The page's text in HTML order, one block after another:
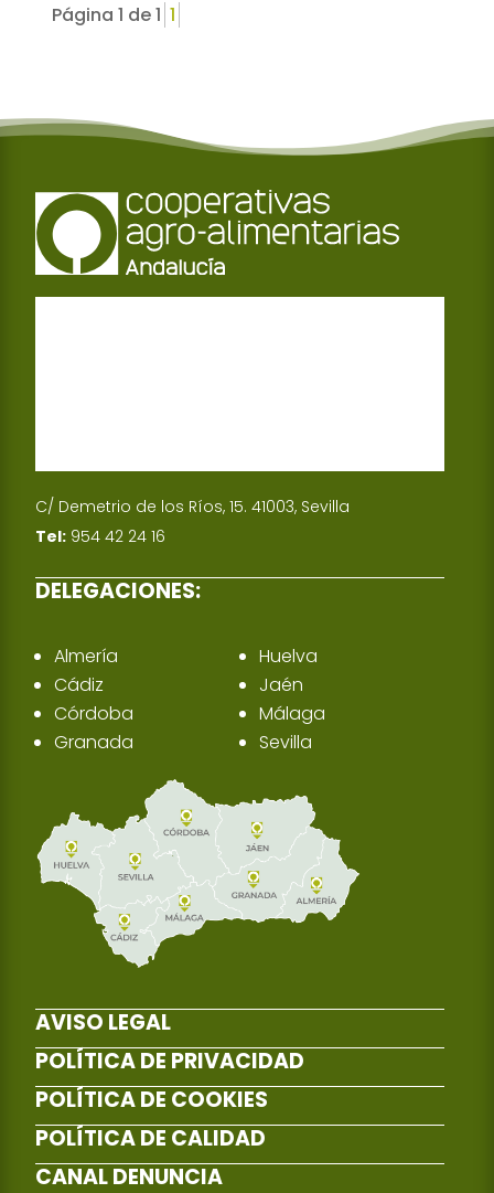
Página 1 de 1 1
C/ Demetrio de los Ríos, 15. 41003, Sevilla
Tel: 954 42 24 16
DELEGACIONES:
Almería
Cádiz
Córdoba
Granada
Huelva
Jaén
Málaga
Sevilla
AVISO LEGAL
POLÍTICA DE PRIVACIDAD
POLÍTICA DE COOKIES
POLÍTICA DE CALIDAD
CANAL DENUNCIA